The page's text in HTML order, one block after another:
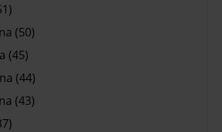
(50)
(45)
(44)
(43)